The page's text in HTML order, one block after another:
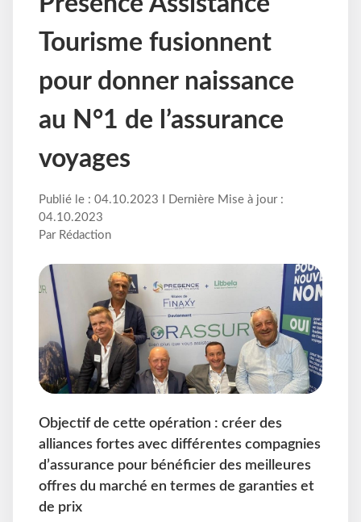
Tourisme fusionnent
pour donner naissance
au N°1 de l’assurance
voyages
Publié le : 04.10.2023 I Dernière Mise à jour :
04.10.2023
Par Rédaction
Objectif de cette opération : créer des
alliances fortes avec différentes compagnies
d’assurance pour bénéficier des meilleures
offres du marché en termes de garanties et
de prix